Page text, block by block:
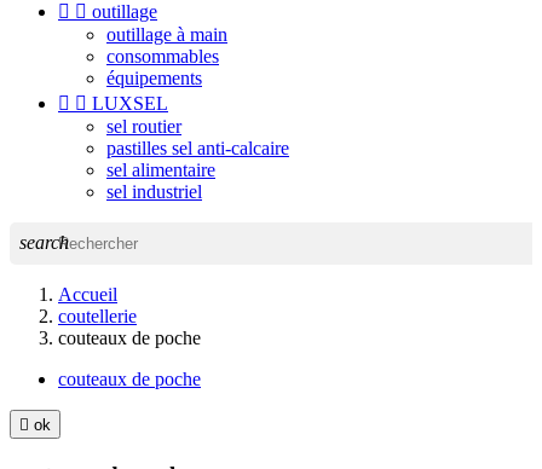
  outillage
outillage à main
consommables
équipements
  LUXSEL
sel routier
pastilles sel anti-calcaire
sel alimentaire
sel industriel
search
Accueil
coutellerie
couteaux de poche
couteaux de poche
 ok